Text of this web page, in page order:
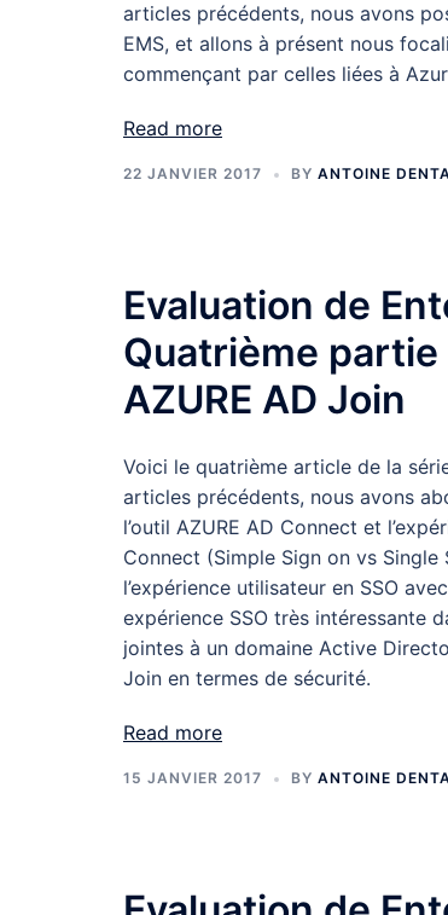
articles précédents, nous avons
EMS, et allons à présent nous
commençant par celles liées à
Read more
22 JANVIER 2017 BY ANTOINE
Evaluation de
Quatrième partie
AZURE AD Join
Voici le quatrième article de la
articles précédents, nous avons
l’outil AZURE AD Connect et
Connect (Simple Sign on vs Single
l’expérience utilisateur en SSO
expérience SSO très intéressante
jointes à un domaine Active
Join en termes de sécurité.
Read more
15 JANVIER 2017 BY ANTOINE